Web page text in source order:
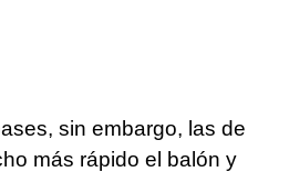
sin embargo, las de
más rápido el balón y